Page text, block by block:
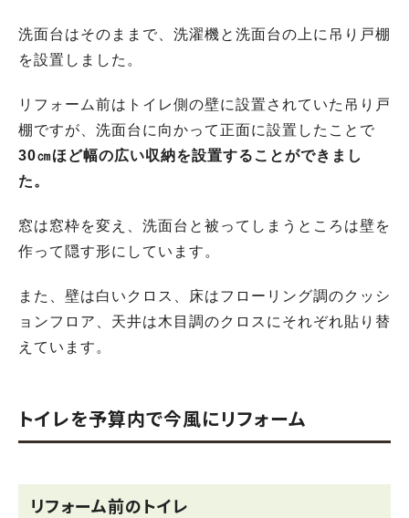
洗面台はそのままで、洗濯機と洗面台の上に吊り戸棚
を設置しました。
リフォーム前はトイレ側の壁に設置されていた吊り戸
棚ですが、洗面台に向かって正面に設置したことで
30㎝ほど幅の広い収納を設置することができまし
た。
窓は窓枠を変え、洗面台と被ってしまうところは壁を
作って隠す形にしています。
また、壁は白いクロス、床はフローリング調のクッシ
ョンフロア、天井は木目調のクロスにそれぞれ貼り替
えています。
トイレを予算内で今風にリフォーム
リフォーム前のトイレ